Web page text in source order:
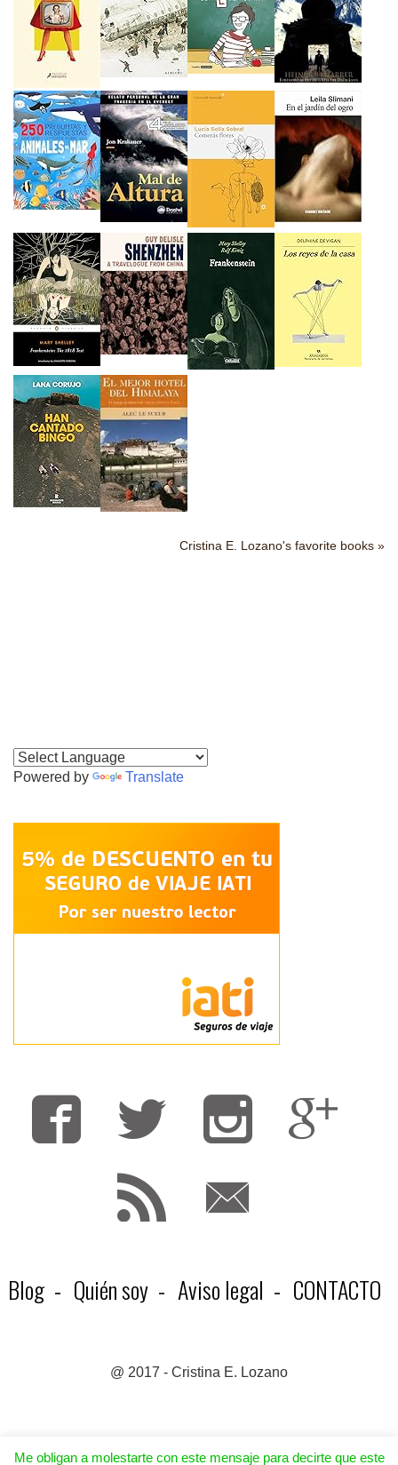
Cristina E. Lozano's favorite books »
Powered by Translate
Blog Quién soy Aviso legal CONTACTO
@ 2017 - Cristina E. Lozano
Me obligan a molestarte con este mensaje para decirte que este